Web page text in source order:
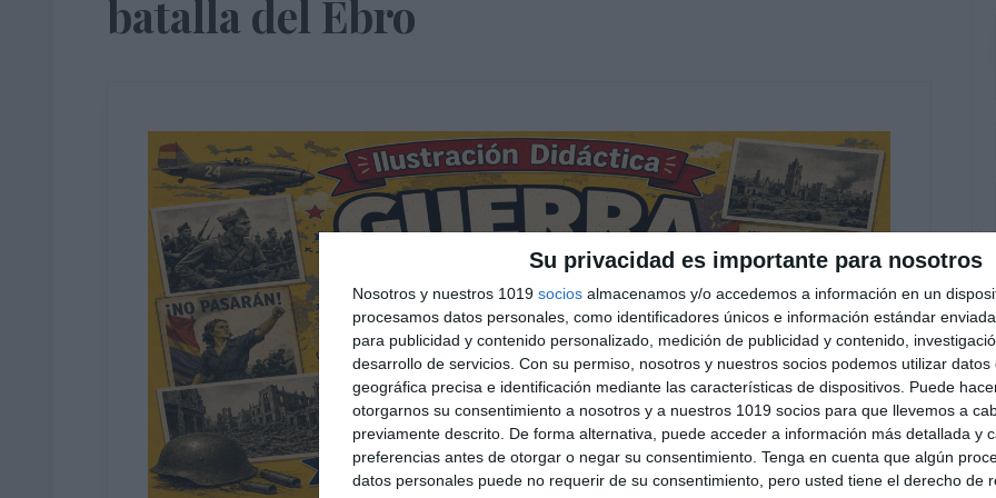
Su privacidad es importante para nosotros
Nosotros y nuestros 1019 socios almacenamos y/o accedemos a información en un
procesamos datos personales, como identificadores únicos e información estándar
para publicidad y contenido personalizado, medición de publicidad y contenido,
desarrollo de servicios. Con su permiso, nosotros y nuestros socios podemos utilizar datos
geográfica precisa e identificación mediante las características de dispositivos. Puede
otorgarnos su consentimiento a nosotros y a nuestros 1019 socios para que llevemos a
previamente descrito. De forma alternativa, puede acceder a información más detallada y
preferencias antes de otorgar o negar su consentimiento. Tenga en cuenta que algún
datos personales puede no requerir de su consentimiento, pero usted tiene el derecho de
batalla del Ebro